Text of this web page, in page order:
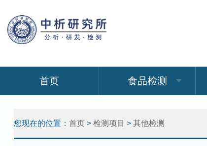
首页 食品检测
您现在的位置： 首页 > 检测项目 > 其他检测